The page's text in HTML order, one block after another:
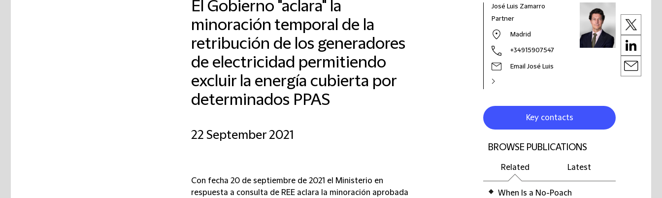
El Gobierno "aclara" la
minoración temporal de la
retribución de los generadores
de electricidad permitiendo
excluir la energía cubierta por
determinados PPAS
22 September 2021
Con fecha 20 de septiembre de 2021 el Ministerio en
respuesta a consulta de REE aclara la minoración aprobada
José Luis Zamarro
Partner
Madrid
+34915907547
Email José Luis
Key contacts
BROWSE PUBLICATIONS
Related Latest
When Is a No-Poach